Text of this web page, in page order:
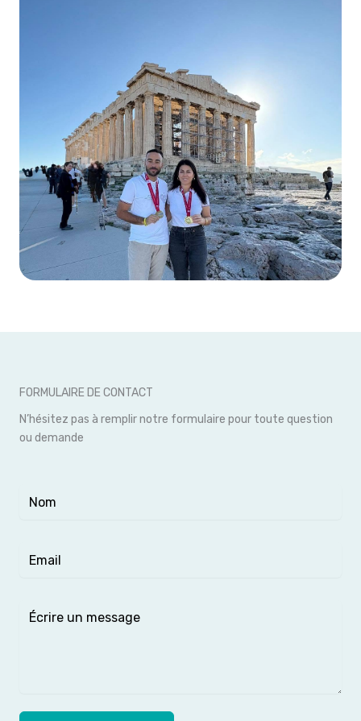
FORMULAIRE DE CONTACT
N’hésitez pas à remplir notre formulaire pour toute question
ou demande